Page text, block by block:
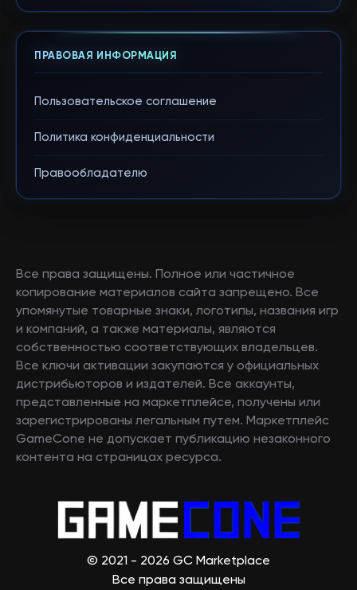
ПРАВОВАЯ ИНФОРМАЦИЯ
Пользовательское соглашение
Политика конфиденциальности
Правообладателю
Все права защищены. Полное или частичное
копирование материалов сайта запрещено. Все
упомянутые товарные знаки, логотипы, названия игр
и компаний, а также материалы, являются
собственностью соответствующих владельцев.
Все ключи активации закупаются у официальных
дистрибьюторов и издателей. Все аккаунты,
представленные на маркетплейсе, получены или
зарегистрированы легальным путем. Маркетплейс
GameCone не допускает публикацию незаконного
контента на страницах ресурса.
© 2021 - 2026 GC Marketplace
Все права защищены